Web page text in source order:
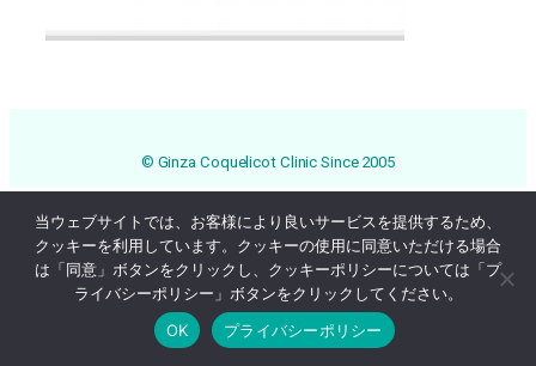
Online Reservation 03-3569-1233
© Ginza Coquelicot Clinic Since 2005
当ウェブサイトでは、お客様により良いサービスを提供するため、
クッキーを利用しています。クッキーの使用に同意いただける場合
は「同意」ボタンをクリックし、クッキーポリシーについては「プ
ライバシーポリシー」ボタンをクリックしてください。
OK
プライバシーポリシー